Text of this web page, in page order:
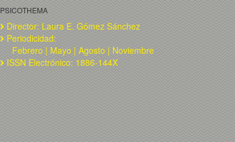
PSICOTHEMA
Director: Laura E. Gómez Sánchez
Periodicidad:
Febrero | Mayo | Agosto | Noviembre
ISSN Electrónico: 1886-144X